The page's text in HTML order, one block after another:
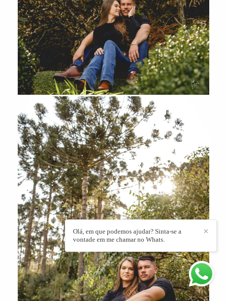
✕
Olá, em que podemos ajudar? Sinta-se a
vontade em me chamar no Whats.